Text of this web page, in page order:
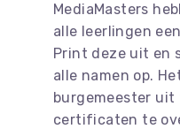
MediaMasters
alle leerlingen
Print deze uit en
alle namen op.
burgemeester uit
certificaten te